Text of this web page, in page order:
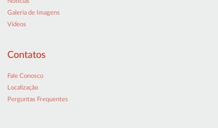
Galeria de Imagens
Vídeos
Contatos
Fale Conosco
Localização
Perguntas Frequentes